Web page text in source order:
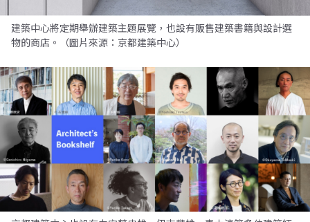
建築中心將定期舉辦建築主題展覽，也設有販售建築書籍與設計選
物的商店。（圖片來源：京都建築中心）